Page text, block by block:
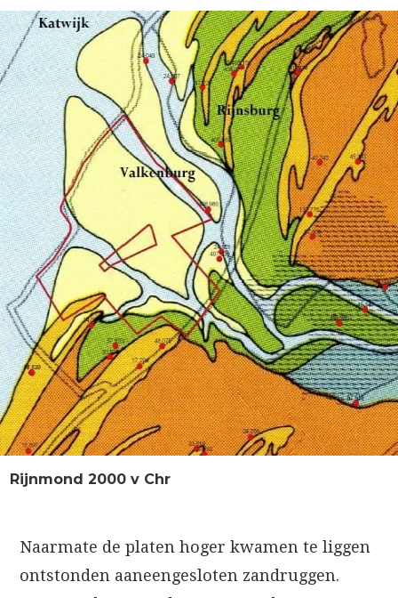
Rijnmond 2000 v Chr
Naarmate de platen hoger kwamen te liggen
ontstonden aaneengesloten zandruggen.